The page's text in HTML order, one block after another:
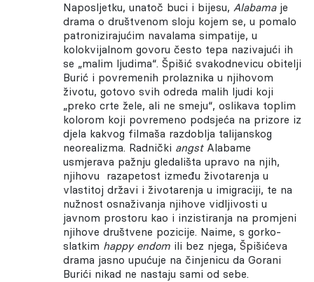
Naposljetku, unatoč buci i bijesu, Alabamaje
drama o društvenom sloju kojem se, u pomalo
patronizirajućim navalama simpatije, u
kolokvijalnom govoru često tepa nazivajući ih
se „malim ljudima“. Špišić svakodnevicu obitelji
Burić i povremenih prolaznika u njihovom
životu, gotovo svih odreda malih ljudi koji
„preko crte žele, ali ne smeju“, oslikava toplim
kolorom koji povremeno podsjeća na prizore iz
djela kakvog filmaša razdoblja talijanskog
neorealizma. Radnički angstAlabame
usmjerava pažnju gledališta upravo na njih,
njihovu razapetost između životarenja u
vlastitoj državi i životarenja u imigraciji, te na
nužnost osnaživanja njihove vidljivosti u
javnom prostoru kao i inzistiranja na promjeni
njihove društvene pozicije. Naime, s gorko-
slatkim happy endomili bez njega, Špišićeva
drama jasno upućuje na činjenicu da Gorani
Burići nikad ne nastaju sami od sebe.